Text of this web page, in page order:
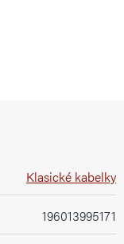
Klasické kabelky
196013995171